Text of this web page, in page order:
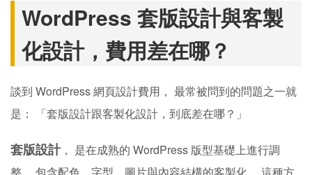
WordPress 套版設計與客製
化設計，費用差在哪？
談到 WordPress 網頁設計費用， 最常被問到的問題之一就
是： 「套版設計跟客製化設計，到底差在哪？」
套版設計， 是在成熟的 WordPress 版型基礎上進行調